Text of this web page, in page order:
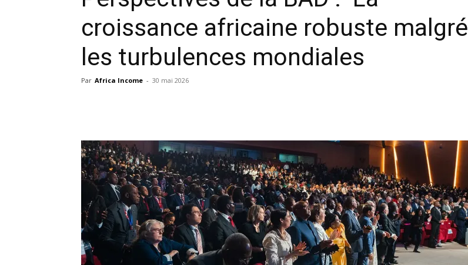
croissance africaine robuste malgré
les turbulences mondiales
Par Africa Income - 30 mai 2026